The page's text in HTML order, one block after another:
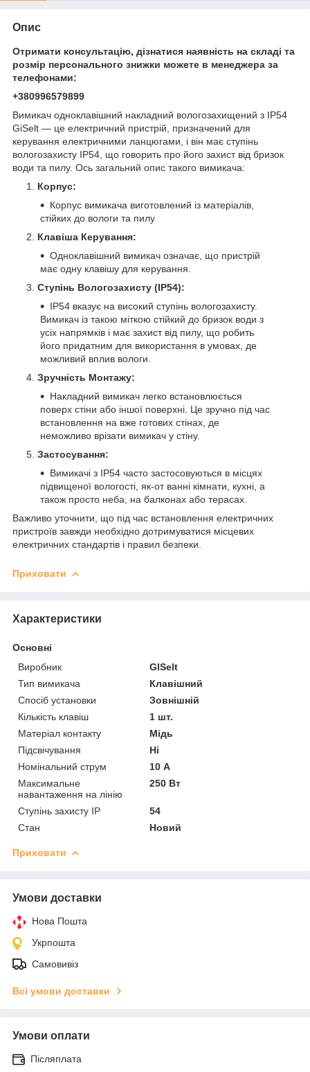
Опис
Отримати консультацію, дізнатися наявність на складі та
розмір персонального знижки можете в менеджера за
телефонами:
+380996579899
Вимикач одноклавішний накладний вологозахищений з IP54
GiSelt — це електричний пристрій, призначений для
керування електричними ланцюгами, і він має ступінь
вологозахисту IP54, що говорить про його захист від бризок
води та пилу. Ось загальний опис такого вимикача:
Корпус:
Корпус вимикача виготовлений із матеріалів,
стійких до вологи та пилу
Клавіша Керування:
Одноклавішний вимикач означає, що пристрій
має одну клавішу для керування.
Ступінь Вологозахисту (IP54):
IP54 вказує на високий ступінь вологозахисту.
Вимикач із такою міткою стійкий до бризок води з
усіх напрямків і має захист від пилу, що робить
його придатним для використання в умовах, де
можливий вплив вологи.
Зручність Монтажу:
Накладний вимикач легко встановлюється
поверх стіни або іншої поверхні. Це зручно під час
встановлення на вже готових стінах, де
неможливо врізати вимикач у стіну.
Застосування:
Вимикачі з IP54 часто застосовуються в місцях
підвищеної вологості, як-от ванні кімнати, кухні, а
також просто неба, на балконах або терасах.
Важливо уточнити, що під час встановлення електричних
пристроїв завжди необхідно дотримуватися місцевих
електричних стандартів і правил безпеки.
Приховати
Характеристики
Основні
Виробник
GISelt
Тип вимикача
Клавішний
Спосіб установки
Зовнішній
Кількість клавіш
1 шт.
Матеріал контакту
Мідь
Підсвічування
Ні
Номінальний струм
10 А
Максимальне
навантаження на лінію
250 Вт
Ступінь захисту IP
54
Стан
Новий
Приховати
Умови доставки
Нова Пошта
Укрпошта
Самовивіз
Всі умови доставки
Умови оплати
Післяплата